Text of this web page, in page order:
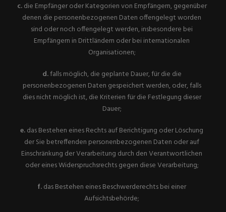
c.die Empfänger oder Kategorien von Empfängern, gegenüber
denen die personenbezogenen Daten offengelegt worden
sind oder noch offengelegt werden, insbesondere bei
Empfängern in Drittländern oder bei internationalen
Organisationen;
d.falls möglich, die geplante Dauer, für die die
personenbezogenen Daten gespeichert werden, oder, falls
dies nicht möglich ist, die Kriterien für die Festlegung dieser
Dauer;
e.das Bestehen eines Rechts auf Berichtigung oder Löschung
der Sie betreffenden personenbezogenen Daten oder auf
Einschränkung der Verarbeitung durch den Verantwortlichen
oder eines Widerspruchsrechts gegen diese Verarbeitung;
f.das Bestehen eines Beschwerderechts bei einer
Aufsichtsbehörde;